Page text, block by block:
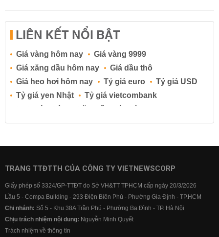
LIÊN KẾT NỔI BẬT
Giá vàng hôm nay
Giá vàng 9999
Giá xăng dầu hôm nay
Giá dầu thô
Giá heo hơi hôm nay
Tỷ giá euro
Tỷ giá USD
Tỷ giá yen Nhật
Tỷ giá vietcombank
Lịch cúp điện
Lãi suất ngân hàng
Lãi suất tiết kiệm
Lãi suất tiền gửi
Lãi suất ngân hàng BIDV
Lãi suất ngân hàng Vietcombank
TRANG TTĐTTH CỦA CÔNG TY VIETNEWSCORP
Giấy phép số 3324/GP-TTĐT do Sở VH&TT TPHCM cấp ngày 20/3/2026
Lầu 5 - Compa Building - 293 Điện Biên Phủ - Phường Gia Định - TP.HCM
Chi nhánh: Số 5 - Khu 38A Trần Phú - Phường Ba Đình - TP. Hà Nội
Chịu trách nhiệm nội dung: Nguyễn Minh Quyết
Trách nhiệm về thông tin